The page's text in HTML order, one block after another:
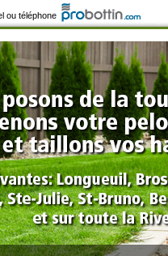
ou téléphone